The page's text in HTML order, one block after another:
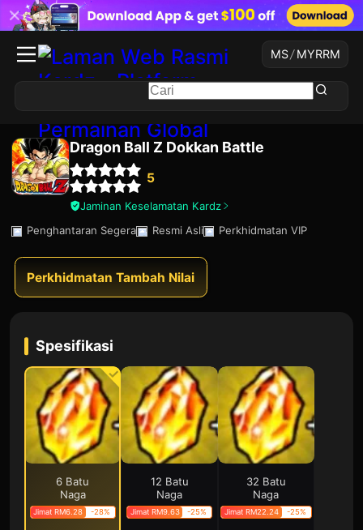
MS/ MYRRM
Dragon Ball Z Dokkan Battle
5
Jaminan Keselamatan Kardz
Penghantaran Segera
Resmi Asli Perkhidmatan VIP
Perkhidmatan Tambah Nilai
Spesifikasi
6 Batu
Naga
Jimat RM6.28 -28%
12 Batu
Naga
Jimat RM9.63 -25%
32 Batu
Naga
Jimat RM22.24 -25%